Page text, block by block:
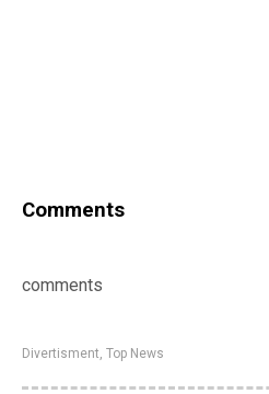
Comments
comments
Divertisment, Top News